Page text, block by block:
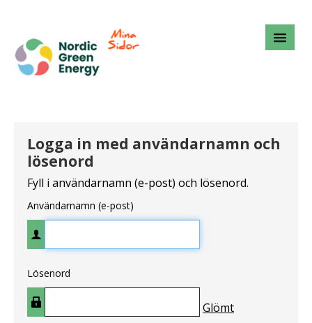
Logga in med användarnamn och
lösenord
Fyll i användarnamn (e-post) och lösenord.
Användarnamn (e-post)
Lösenord
Glömt